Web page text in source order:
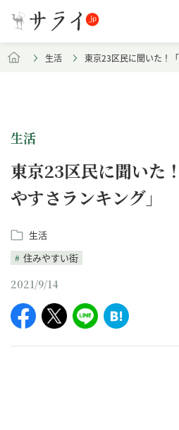
生活 東京23区民に聞いた！
生活
東京23区民に聞いた
やすさランキング」
生活
住みやすい街
2021/9/14